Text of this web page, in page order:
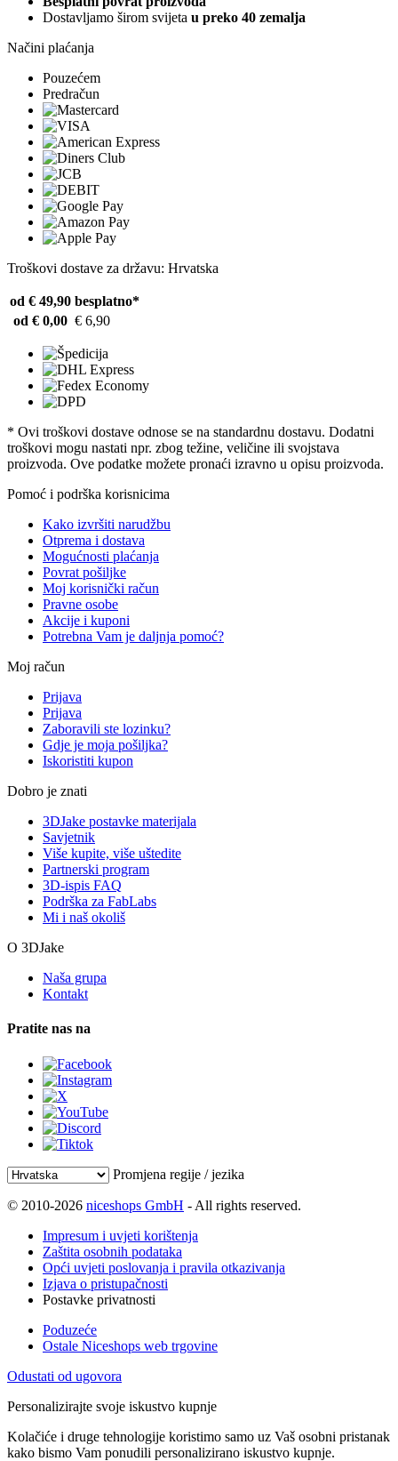
Dostavljamo širom svijeta u preko 40 zemalja
Načini plaćanja
Pouzećem
Predračun
Troškovi dostave za državu: Hrvatska
od € 49,90 besplatno*
od € 0,00 € 6,90
* Ovi troškovi dostave odnose se na standardnu ​​dostavu. Dodatni
troškovi mogu nastati npr. zbog težine, veličine ili svojstava
proizvoda. Ove podatke možete pronaći izravno u opisu proizvoda.
Pomoć i podrška korisnicima
Kako izvršiti narudžbu
Otprema i dostava
Mogućnosti plaćanja
Povrat pošiljke
Moj korisnički račun
Pravne osobe
Akcije i kuponi
Potrebna Vam je daljnja pomoć?
Moj račun
Prijava
Prijava
Zaboravili ste lozinku?
Gdje je moja pošiljka?
Iskoristiti kupon
Dobro je znati
3DJake postavke materijala
Savjetnik
Više kupite, više uštedite
Partnerski program
3D-ispis FAQ
Podrška za FabLabs
Mi i naš okoliš
O 3DJake
Naša grupa
Kontakt
Pratite nas na
Promjena regije / jezika
© 2010-2026 niceshops GmbH - All rights reserved.
Impresum i uvjeti korištenja
Zaštita osobnih podataka
Opći uvjeti poslovanja i pravila otkazivanja
Izjava o pristupačnosti
Postavke privatnosti
Poduzeće
Ostale Niceshops web trgovine
Odustati od ugovora
Personalizirajte svoje iskustvo kupnje
Kolačiće i druge tehnologije koristimo samo uz Vaš osobni pristanak
kako bismo Vam ponudili personalizirano iskustvo kupnje.